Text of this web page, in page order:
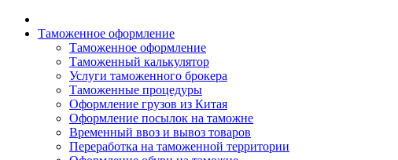
Таможенное оформление
Таможенное оформление
Таможенный калькулятор
Услуги таможенного брокера
Таможенные процедуры
Оформление грузов из Китая
Оформление посылок на таможне
Временный ввоз и вывоз товаров
Переработка на таможенной территории